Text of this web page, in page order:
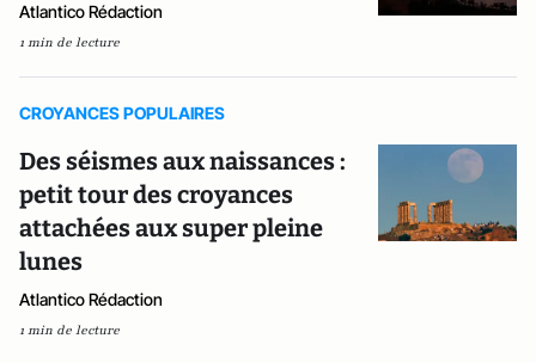
Atlantico Rédaction
1 min de lecture
CROYANCES POPULAIRES
Des séismes aux naissances :
petit tour des croyances
attachées aux super pleine
lunes
Atlantico Rédaction
1 min de lecture